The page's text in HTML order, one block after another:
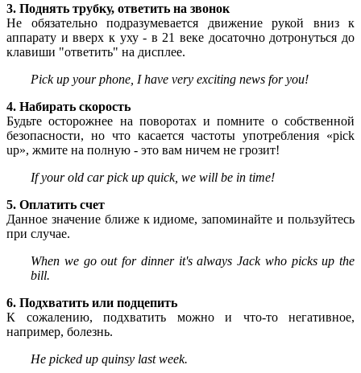
3. Поднять трубку, ответить на звонок
Не обязательно подразумевается движение рукой вниз к
аппарату и вверх к уху - в 21 веке досаточно дотронуться до
клавиши "ответить" на дисплее.
Pick up your phone, I have very exciting news for you!
4. Набирать скорость
Будьте осторожнее на поворотах и помните о собственной
безопасности, но что касается частоты употребления «pick
up», жмите на полную - это вам ничем не грозит!
If your old car pick up quick, we will be in time!
5. Оплатить счет
Данное значение ближе к идиоме, запоминайте и пользуйтесь
при случае.
When we go out for dinner it's always Jack who picks up the
bill.
6. Подхватить или подцепить
К сожалению, подхватить можно и что-то негативное,
например, болезнь.
He picked up quinsy last week.